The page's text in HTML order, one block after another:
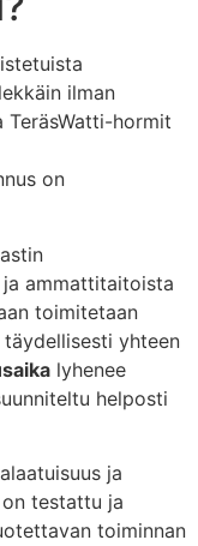
ilman
hormit
on
ammattitaitoista
toimitetaan
yhteen
lyhenee
helposti
ja
testattu ja
toiminnan